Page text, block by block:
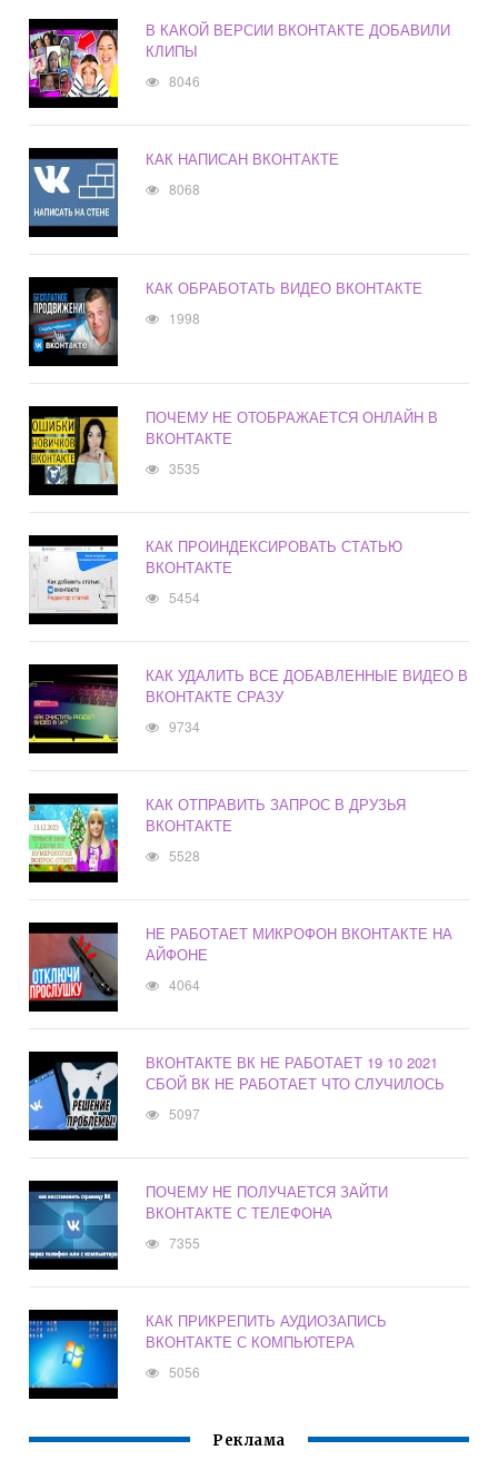
В КАКОЙ ВЕРСИИ ВКОНТАКТЕ ДОБАВИЛИ
КЛИПЫ
8046
КАК НАПИСАН ВКОНТАКТЕ
8068
КАК ОБРАБОТАТЬ ВИДЕО ВКОНТАКТЕ
1998
ПОЧЕМУ НЕ ОТОБРАЖАЕТСЯ ОНЛАЙН В
ВКОНТАКТЕ
3535
КАК ПРОИНДЕКСИРОВАТЬ СТАТЬЮ
ВКОНТАКТЕ
5454
КАК УДАЛИТЬ ВСЕ ДОБАВЛЕННЫЕ ВИДЕО В
ВКОНТАКТЕ СРАЗУ
9734
КАК ОТПРАВИТЬ ЗАПРОС В ДРУЗЬЯ
ВКОНТАКТЕ
5528
НЕ РАБОТАЕТ МИКРОФОН ВКОНТАКТЕ НА
АЙФОНЕ
4064
ВКОНТАКТЕ ВК НЕ РАБОТАЕТ 19 10 2021
СБОЙ ВК НЕ РАБОТАЕТ ЧТО СЛУЧИЛОСЬ
5097
ПОЧЕМУ НЕ ПОЛУЧАЕТСЯ ЗАЙТИ
ВКОНТАКТЕ С ТЕЛЕФОНА
7355
КАК ПРИКРЕПИТЬ АУДИОЗАПИСЬ
ВКОНТАКТЕ С КОМПЬЮТЕРА
5056
Реклама